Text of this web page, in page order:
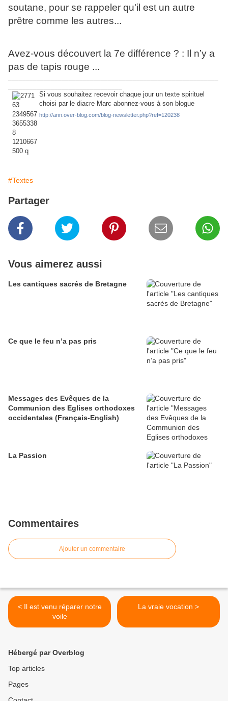
soutane, pour se rappeler qu'il est un autre
prêtre comme les autres...
Avez-vous découvert la 7e différence ? : Il n’y a
pas de tapis rouge ...
Si vous souhaitez recevoir chaque jour un texte spirituel
choisi par le diacre Marc abonnez-vous à son blogue
http://ann.over-blog.com/blog-newsletter.php?ref=120238
#Textes
Partager
Vous aimerez aussi
Les cantiques sacrés de Bretagne
Ce que le feu n’a pas pris
Messages des Evêques de la
Communion des Eglises orthodoxes
occidentales (Français-English)
La Passion
Commentaires
Ajouter un commentaire
< Il est venu réparer notre
voile
La vraie vocation >
Hébergé par Overblog
Top articles
Pages